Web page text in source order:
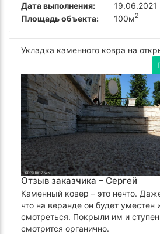
Дата выполнения:
19.06.2021
Площадь объекта:
100м2
Укладка каменного ковра на
Отзыв заказчика – Сергей
Каменный ковер – это нечто.
что на веранде он будет уместен
смотреться. Покрыли им и
смотрится органично.